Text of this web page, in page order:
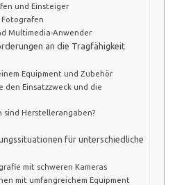
und Einsteiger
Fotografen
Multimedia-Anwender
an die Tragfähigkeit
Equipment und Zubehör
den Einsatzzweck und die
sind Herstellerangaben?
für unterschiedliche
mit schweren Kameras
mit umfangreichem Equipment